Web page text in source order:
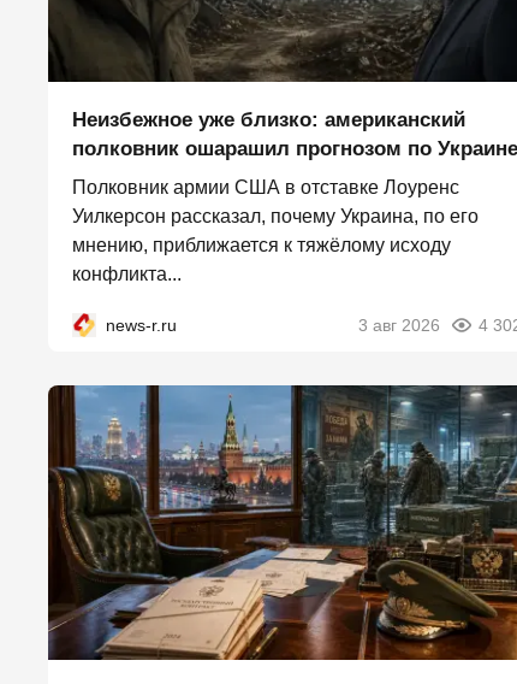
Неизбежное уже близко: американский
полковник ошарашил прогнозом по Украине
Полковник армии США в отставке Лоуренс
Уилкерсон рассказал, почему Украина, по его
мнению, приближается к тяжёлому исходу
конфликта...
news-r.ru 3 авг 2026 4